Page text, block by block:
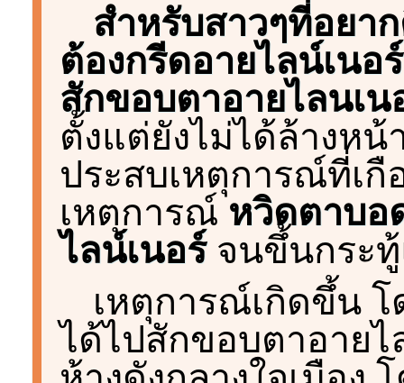
สำหรับสาวๆที่อยา
ต้องกรีดอายไลน์เนอ
สักขอบตาอายไลนเน
ตั้งแต่ยังไม่ได้ล้างหน้
ประสบเหตุการณ์ที่เกื
เหตุการณ์หวิดตาบอ
ไลน์เนอร์จนขึ้นกระ
เหตุการณ์เกิดขึ้น
ได้ไปสักขอบตาอาย